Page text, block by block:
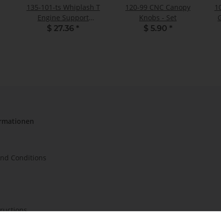
135-101-ts Whiplash T
Engine Support
Turbine Solution - Pack
$ 27.36 *
120-99 CNC Canopy
Knobs - Set
$ 5.90 *
Conditions